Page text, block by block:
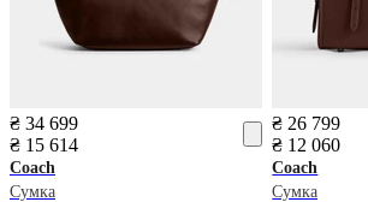
₴ 34 699
₴ 15 614
Coach
Сумка
₴ 26 799
₴ 12 060
Coach
Сумка